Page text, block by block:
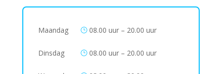
Maandag }08.00 uur – 20.00 uur
Dinsdag }08.00 uur – 20.00 uur